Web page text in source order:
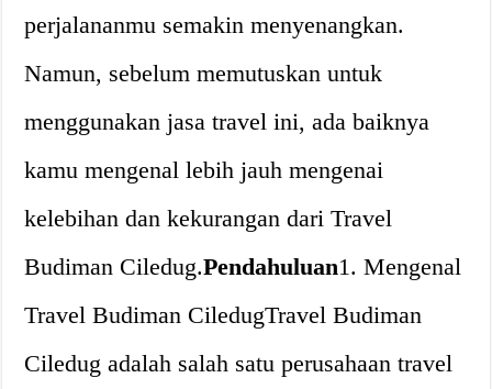
perjalananmu semakin menyenangkan.
Namun, sebelum memutuskan untuk
menggunakan jasa travel ini, ada baiknya
kamu mengenal lebih jauh mengenai
kelebihan dan kekurangan dari Travel
Budiman Ciledug.Pendahuluan1. Mengenal
Travel Budiman CiledugTravel Budiman
Ciledug adalah salah satu perusahaan travel